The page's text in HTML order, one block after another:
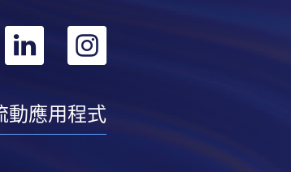
轉
linkedin
轉
instagram
動應用程式